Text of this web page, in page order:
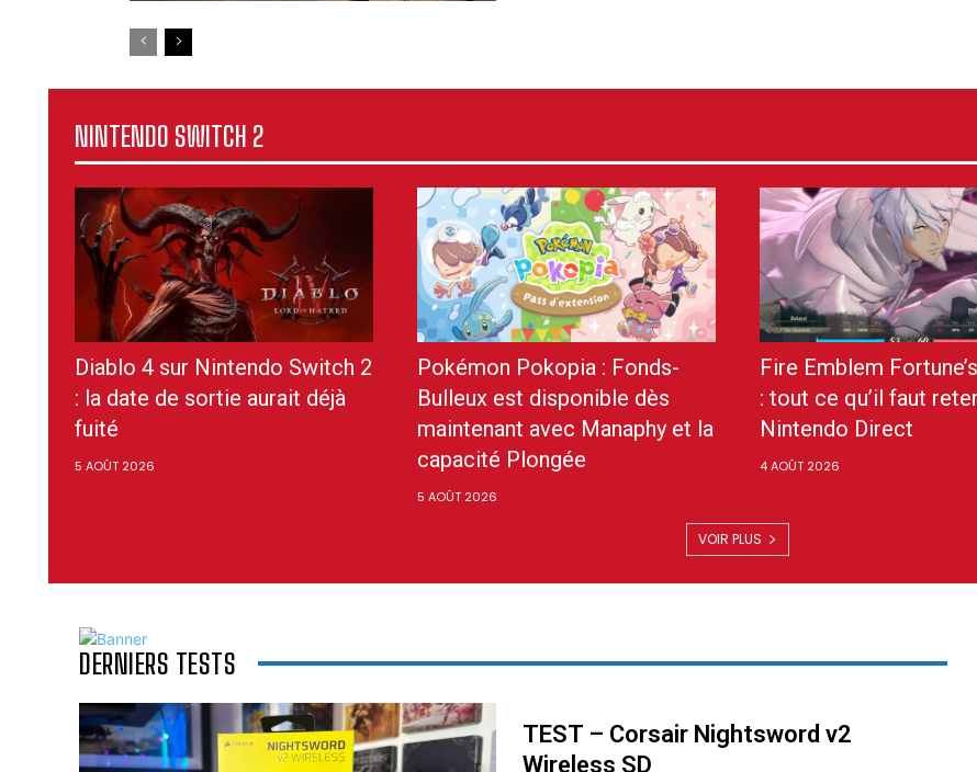
NINTENDO SWITCH 2
Diablo 4 sur Nintendo Switch 2
: la date de sortie aurait déjà
fuité
5 AOÛT 2026
Pokémon Pokopia : Fonds-
Bulleux est disponible dès
maintenant avec Manaphy et la
capacité Plongée
5 AOÛT 2026
Fire Emblem
: tout ce qu’il faut
Nintendo Direct
4 AOÛT 2026
VOIR PLUS
DERNIERS TESTS
TEST – Corsair Nightsword v2
Wireless SD